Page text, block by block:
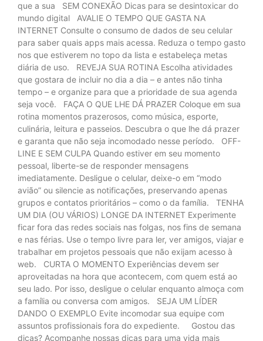
que a sua SEM CONEXÃO Dicas para se desintoxicar do
mundo digital AVALIE O TEMPO QUE GASTA NA
INTERNET Consulte o consumo de dados de seu celular
para saber quais apps mais acessa. Reduza o tempo gasto
nos que estiverem no topo da lista e estabeleça metas
diária de uso. REVEJA SUA ROTINA Escolha atividades
que gostara de incluir no dia a dia – e antes não tinha
tempo – e organize para que a prioridade de sua agenda
seja você. FAÇA O QUE LHE DÁ PRAZER Coloque em sua
rotina momentos prazerosos, como música, esporte,
culinária, leitura e passeios. Descubra o que lhe dá prazer
e garanta que não seja incomodado nesse período. OFF-
LINE E SEM CULPA Quando estiver em seu momento
pessoal, liberte-se de responder mensagens
imediatamente. Desligue o celular, deixe-o em “modo
avião” ou silencie as notificações, preservando apenas
grupos e contatos prioritários – como o da família. TENHA
UM DIA (OU VÁRIOS) LONGE DA INTERNET Experimente
ficar fora das redes sociais nas folgas, nos fins de semana
e nas férias. Use o tempo livre para ler, ver amigos, viajar e
trabalhar em projetos pessoais que não exijam acesso à
web. CURTA O MOMENTO Experiências devem ser
aproveitadas na hora que acontecem, com quem está ao
seu lado. Por isso, desligue o celular enquanto almoça com
a família ou conversa com amigos. SEJA UM LÍDER
DANDO O EXEMPLO Evite incomodar sua equipe com
assuntos profissionais fora do expediente. Gostou das
dicas? Acompanhe nossas dicas para uma vida mais